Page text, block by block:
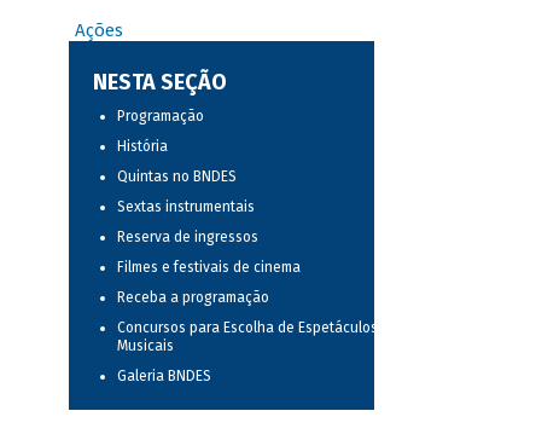
Ações
NESTA SEÇÃO
Programação
História
Quintas no BNDES
Sextas instrumentais
Reserva de ingressos
Filmes e festivais de cinema
Receba a programação
Concursos para Escolha de Espetáculos
Musicais
Galeria BNDES